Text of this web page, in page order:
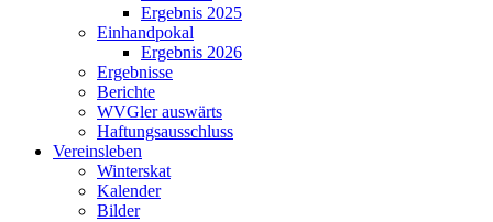
Ergebnis 2025
Einhandpokal
Ergebnis 2026
Ergebnisse
Berichte
WVGler auswärts
Haftungsausschluss
Vereinsleben
Winterskat
Kalender
Bilder